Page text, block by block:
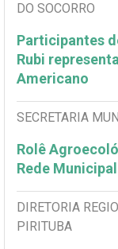
DO SOCORRO
Participantes
Rubi
Americano
SECRETARIA
Rolê
Rede Municipal
DIRETORIA
PIRITUBA